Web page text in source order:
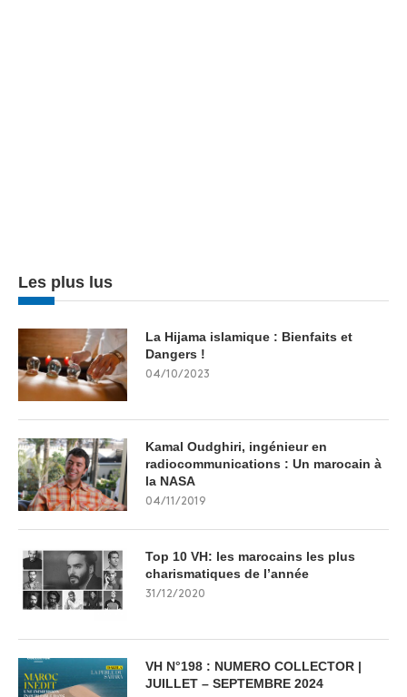
Les plus lus
La Hijama islamique : Bienfaits et
Dangers !
04/10/2023
Kamal Oudghiri, ingénieur en
radiocommunications : Un marocain à
la NASA
04/11/2019
Top 10 VH: les marocains les plus
charismatiques de l’année
31/12/2020
VH N°198 : NUMERO COLLECTOR |
JUILLET – SEPTEMBRE 2024